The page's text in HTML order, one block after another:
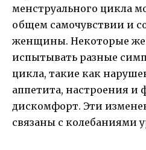
менструального цикла
общем самочувствии и
женщины. Некоторые
испытывать разные
цикла, такие как
аппетита, настроения и
дискомфорт. Эти
связаны с колебаниями